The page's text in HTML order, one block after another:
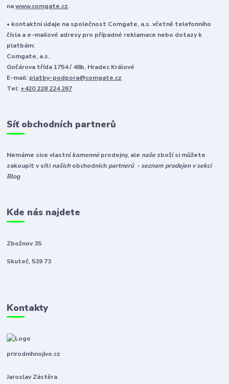
nawww.comgate.cz.
• kontaktní údaje na společnost Comgate, a.s. včetně telefonního
čísla a e-mailové adresy pro případné reklamace nebo dotazy k
platbám:
Comgate, a.s.
Gočárova třída 1754 / 48b, Hradec Králové
E-mail: platby-podpora@comgate.cz
Tel: +420 228 224 267
Síť obchodních partnerů
Nemáme sice vlastníkamennéprodejny, ale naše zboží si můžete
zakoupit v síti našichobchodníchpartnerů - seznam prodejen v sekci
Blog
Kde nás najdete
Zbožnov 35
Skuteč, 539 73
Kontakty
prirodnihnojivo.cz
Jaroslav Zástěra